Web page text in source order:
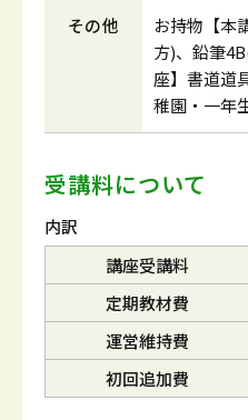
その他
お持物【本
方)、鉛筆
座】書道道
稚園・一年
受講料について
内訳
講座受講料
定期教材費
運営維持費
初回追加費